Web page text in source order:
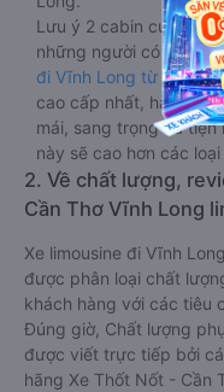
Lưu ý 2 cabin cuối
những người có thân
đi Vĩnh Long từ Thốt
cao cấp nhất, hành
mái, sang trọng và tiện
này sẽ cao hơn các loại
2. Về chất lượng,
Cần Thơ Vĩnh Long
Xe limousine đi Vĩnh
được phân loại chất
khách hàng với các tiêu
Đúng giờ, Chất lượng
được viết trực tiếp bởi
hãng Xe Thốt Nốt - Cần